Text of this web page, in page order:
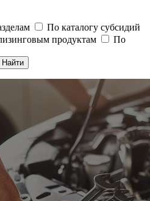
По каталогу субсидий
продуктам
По
Найти